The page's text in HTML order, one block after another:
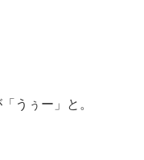
うぅー」と。